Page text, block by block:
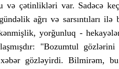
və çətinlikləri var. Sadəcə
ağrı və sarsıntıları ilə
yorğunluq -
"Bozumtul
gözləyirdi. Bilmirəm,